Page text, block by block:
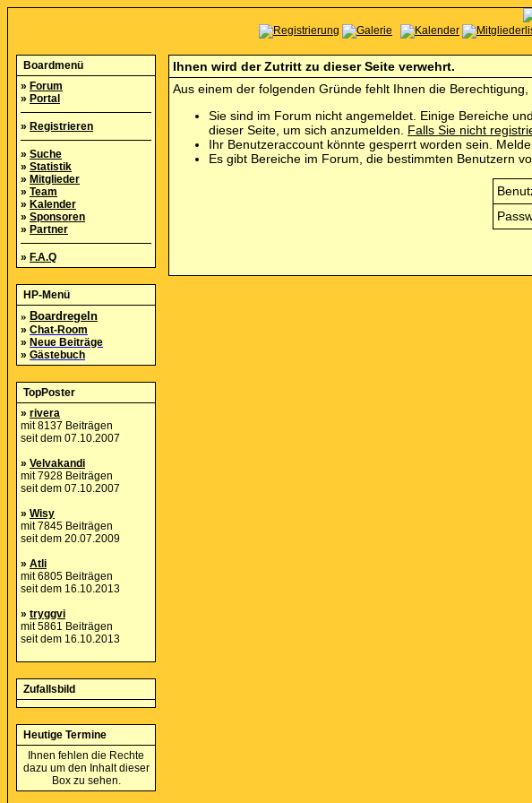
Boardmenü
» Forum
» Portal
» Registrieren
» Suche
» Statistik
» Mitglieder
» Team
» Kalender
» Sponsoren
» Partner
» F.A.Q
HP-Menü
» Boardregeln
» Chat-Room
» Neue Beiträge
» Gästebuch
TopPoster
» rivera
mit 8137 Beiträgen
seit dem 07.10.2007
» Velvakandi
mit 7928 Beiträgen
seit dem 07.10.2007
» Wisy
mit 7845 Beiträgen
seit dem 20.07.2009
» Atli
mit 6805 Beiträgen
seit dem 16.10.2013
» tryggvi
mit 5861 Beiträgen
seit dem 16.10.2013
Zufallsbild
Heutige Termine
Ihnen fehlen die Rechte
dazu um den Inhalt dieser
Box zu sehen.
Ihnen wird der Zutritt zu dieser Seite verwehrt.
Aus einem der folgenden Gründe fehlt Ihnen die
Sie sind im Forum nicht angemeldet. Einige Bereiche
dieser Seite, um sich anzumelden. Falls Sie nicht
Ihr Benutzeraccount könnte gesperrt worden sein.
Es gibt Bereiche im Forum, die bestimmten Benutzern